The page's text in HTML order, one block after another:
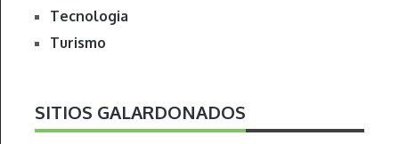
Tecnologia
Turismo
SITIOS GALARDONADOS